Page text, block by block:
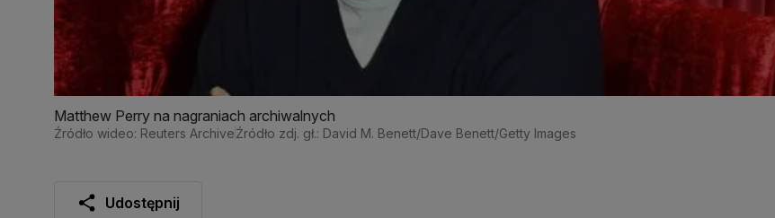
Matthew Perry na nagraniach archiwalnych
Źródło wideo: Reuters ArchiveŹródło zdj. gł.: David M. Benett/Dave Benett/Getty Images
Udostępnij